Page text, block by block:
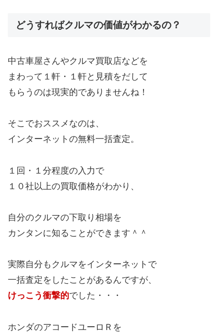
どうすればクルマの価値がわかるの？
中古車屋さんやクルマ買取店などを
まわって１軒・１軒と見積をだして
もらうのは現実的でありませんね！
そこでおススメなのは、
インターネットの無料一括査定。
１回・１分程度の入力で
１０社以上の買取価格がわかり、
自分のクルマの下取り相場を
カンタンに知ることができます＾＾
実際自分もクルマをインターネットで
一括査定をしたことがあるんですが、
けっこう衝撃的でした・・・
ホンダのアコードユーロＲを